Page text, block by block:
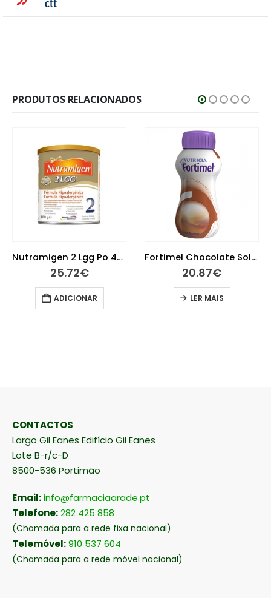
PRODUTOS RELACIONADOS
Nutramigen 2 Lgg Po 400 G
25.72€
ADICIONAR
Fortimel Chocolate Solução Oral 4 x 200ml
20.87€
LER MAIS
CONTACTOS
Largo Gil Eanes Edifício Gil Eanes
Lote B-r/c-D
8500-536 Portimão
Email:info@farmaciaarade.pt
Telefone:282 425 858
(Chamada para a rede fixa nacional)
Telemóvel:910 537 604
(Chamada para a rede móvel nacional)